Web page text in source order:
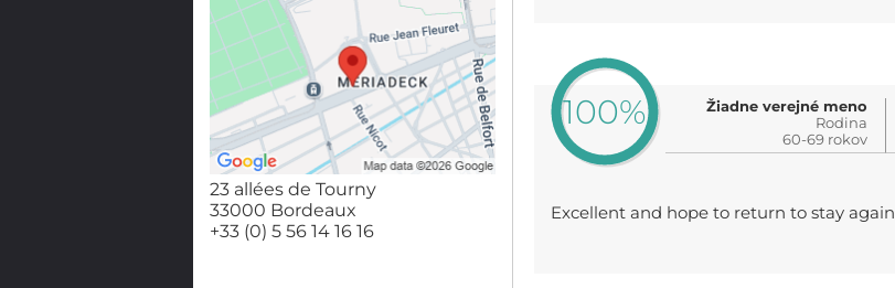
23 allées de Tourny
33000 Bordeaux
+33 (0) 5 56 14 16 16
100%
Žiadne verejné meno
Rodina
60-69 rokov
Excellent and hope to return to stay again